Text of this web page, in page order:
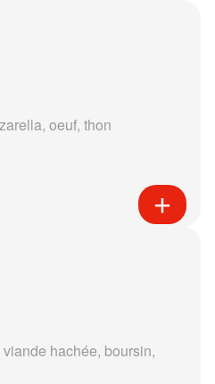
oeuf, thon
hachée, boursin,